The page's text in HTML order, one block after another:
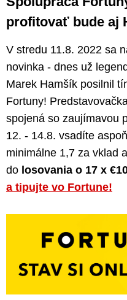
profitovať bude aj
V stredu 11.8. 2022 sa
novinka - dnes už
Marek Hamšík posilnil
Fortuny!
spojená so zaujímavou
12. - 14.8. vsadíte
minimálne 1,7 za vklad
do losovania o 17 x
a tipujte vo Fortune!